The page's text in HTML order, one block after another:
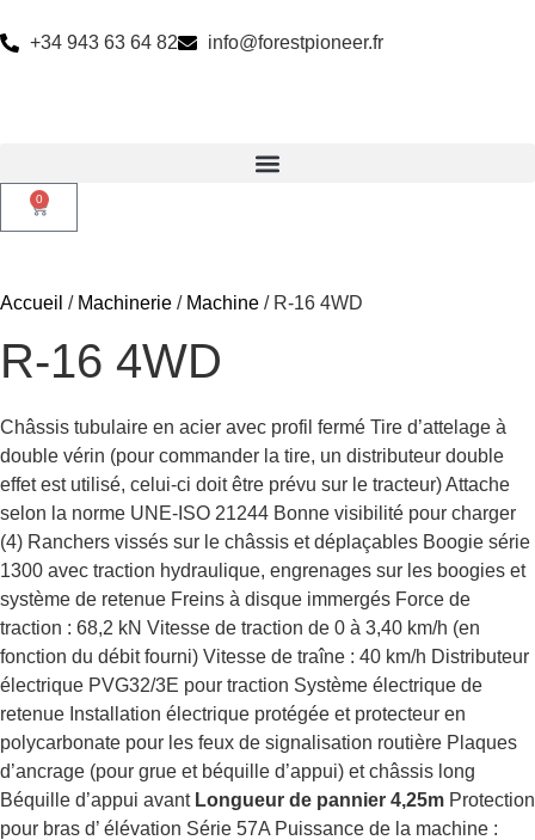
+34 943 63 64 82 info@forestpioneer.fr
0
Accueil / Machinerie / Machine / R-16 4WD
R-16 4WD
Châssis tubulaire en acier avec profil fermé Tire d’attelage à
double vérin (pour commander la tire, un distributeur double
effet est utilisé, celui-ci doit être prévu sur le tracteur) Attache
selon la norme UNE-ISO 21244 Bonne visibilité pour charger
(4) Ranchers vissés sur le châssis et déplaçables Boogie série
1300 avec traction hydraulique, engrenages sur les boogies et
système de retenue Freins à disque immergés Force de
traction : 68,2 kN Vitesse de traction de 0 à 3,40 km/h (en
fonction du débit fourni) Vitesse de traîne : 40 km/h Distributeur
électrique PVG32/3E pour traction Système électrique de
retenue Installation électrique protégée et protecteur en
polycarbonate pour les feux de signalisation routière Plaques
d’ancrage (pour grue et béquille d’appui) et châssis long
Béquille d’appui avant Longueur de pannier 4,25m Protection
pour bras d’ élévation Série 57A Puissance de la machine :